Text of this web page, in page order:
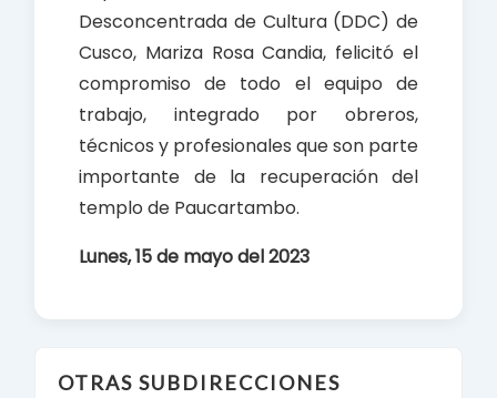
Desconcentrada de Cultura (DDC) de
Cusco, Mariza Rosa Candia, felicitó el
compromiso de todo el equipo de
trabajo, integrado por obreros,
técnicos y profesionales que son parte
importante de la recuperación del
templo de Paucartambo.
Lunes, 15 de mayo del 2023
OTRAS SUBDIRECCIONES